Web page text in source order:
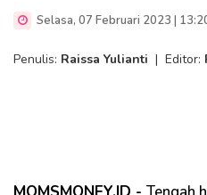
Selasa, 07 Februari 2023 |
Penulis: Raissa Yulianti | Editor: